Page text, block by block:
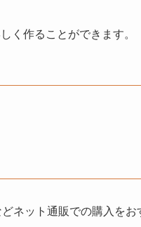
く作ることができます。
どネット通販での購入をお